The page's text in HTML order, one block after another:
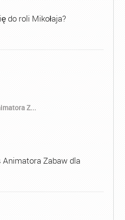
do roli Mikołaja?
Z...
Zabaw dla